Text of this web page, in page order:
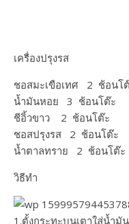
เครื่องปรุงรส
ชอสมะเขือเทศ 2 ช้อนโ
น้ำมันหอย 3 ช้อนโต๊ะ
ชีอิ้วขาว 2​ ช้อนโต๊ะ
ชอสปรุงรส 2 ช้อนโต๊ะ
น้ำตาลทราย 2 ช้อนโต๊ะ
วิธีทำ
1.ตั้งกระทะบนเตาใส่น้ำ